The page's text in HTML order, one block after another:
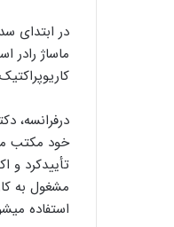
در ابتدای
ماساژ رادر
درفرانسه،
تأییدکرد و
مشغول به
استفاده